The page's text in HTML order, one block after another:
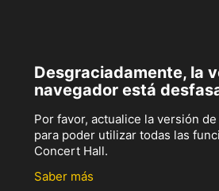
Desgraciadamente, la
navegador está
Por favor, actualice la versión
para poder utilizar todas las
Concert Hall.
Saber más